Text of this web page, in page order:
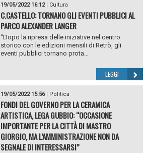
19/05/2022 16:12| Cultura
C.CASTELLO: TORNANO GLI EVENTI PUBBLICI AL
PARCO ALEXANDER LANGER
“Dopo la ripresa delle iniziative nel centro
storico con le edizioni mensili di Retrò, gli
eventi pubblici tornano prota...
LEGGI
19/05/2022 15:56| Politica
FONDI DEL GOVERNO PER LA CERAMICA
ARTISTICA, LEGA GUBBIO: “OCCASIONE
IMPORTANTE PER LA CITTÀ DI MASTRO
GIORGIO, MA L’AMMINISTRAZIONE NON DA
SEGNALE DI INTERESSARSI”